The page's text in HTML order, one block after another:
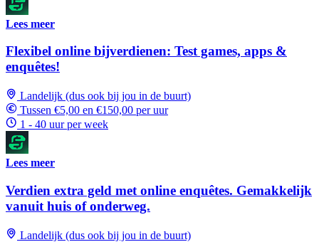
Lees meer
Flexibel online bijverdienen: Test games, apps &
enquêtes!
Landelijk (dus ook bij jou in de buurt)
Tussen €5,00 en €150,00 per uur
1 - 40 uur per week
Lees meer
Verdien extra geld met online enquêtes. Gemakkelijk
vanuit huis of onderweg.
Landelijk (dus ook bij jou in de buurt)